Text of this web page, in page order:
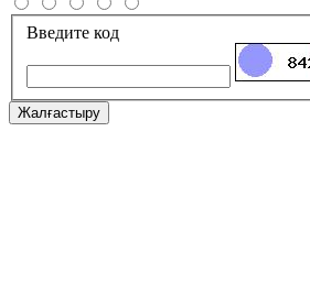
Введите код
Жалғастыру